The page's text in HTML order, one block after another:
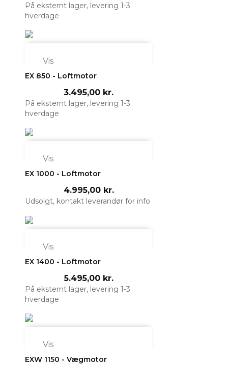
På eksternt lager, levering 1-3
hverdage
Vis
EX 850 - Loftmotor
3.495,00 kr.
På eksternt lager, levering 1-3
hverdage
Vis
EX 1000 - Loftmotor
4.995,00 kr.
Udsolgt, kontakt leverandør for info
Vis
EX 1400 - Loftmotor
5.495,00 kr.
På eksternt lager, levering 1-3
hverdage
Vis
EXW 1150 - Vægmotor